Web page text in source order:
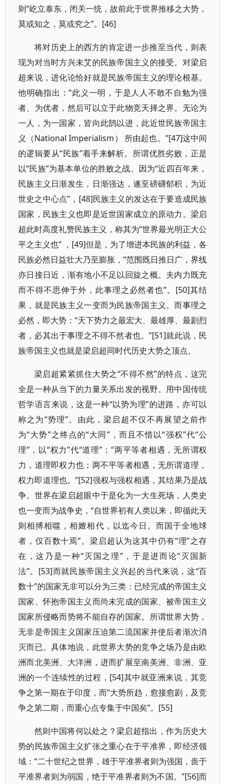
则“屹立泰东，闭关一统，故前此于世界推移之大势，
莫或知之，莫或究之”。[46]
将对历史上的西方的肯定进一步推至当代，则表
现为对当时方兴未艾的民族帝国主义的接受。对梁启
超来说，进化论恰好就是民族帝国主义的理论根基。
他明确指出：“此义一明，于是人人不敢不自勉为强
者、为优者，然后可以立于此物竞天择之界。无论为
一人，为一国家，皆向此鹄以进，此近世民族帝国主
义（National Imperialism） 所由起也。”[47]这中间
的逻辑要从“民族”着手来解析。所谓优胜劣败，正是
以“民族”为基本单位的胜败之战。因为“近四百年来，
民族主义日渐发生，日渐强达，遂至磅礴郁积，为近
世史之中心点”，[48]民族主义的发达在于要造成民族
国家，民族主义也即是近世国家成立的原动力。梁启
超此时高度礼赞民族主义，称其为“世界最光明正大公
平之主义也” ，[49]但是，为了增进本民族的利益，各
民族必然日益壮大乃至膨胀，“范围既日推日广，界线
亦日接日近，渐有地小不足以回旋之概。夫内力既充
而不得不思伸于外，此事理之必然者也”。[50]其结
果，就是民族主义一变而为民族帝国主义。而事理之
必然，即大势：“天下势力之最宏大、最雄厚、最剧烈
者，必其出于事理之不得不然者也。”[51]就此说，民
族帝国主义也就是梁启超同时代历史大势之顶点。
梁启超紧紧抓住大势之“不得不然”的特点，这完
全是一种从当下的力量关系出发的视野。用中国传统
哲学语言来说，这是一种“以势为理”的进路，亦可以
称之为“势理”。由此，梁启超不仅不再展望之前作
为“大势”之终点的“大同”，而且不惜以“强权”代“公
理”，以“权力”代“道理”：“两平等者相遇，无所谓权
力，道理即权力也；两不平等者相遇，无所谓道理，
权力即道理也。”[52]强权与强权相遇，其结果乃是战
争。世界在梁启超眼中于是化为一大生死场，人类史
也一变而为战争史，“自世界初有人类以来，即循此天
则相搏相噬，相嬗相代，以迄今日。而国于全地球
者，仅百数十焉”。梁启超认为这其中仍有“理”之存
在，这乃是一种“灭国之理”，于是进而论“灭国新
法”。[53]而就民族帝国主义兴起的当代来说，这“百
数十”的国家无非可以分为三类：已经完成的帝国主义
国家、怀抱帝国主义而尚未完成的国家、被帝国主义
国家所侵略而势将不能自存的国家。所谓世界大势，
无非是帝国主义国家压迫第二流国家并使后者渐次消
灭而已。具体地说，此世界大势的竞争之场乃是由欧
洲而北美洲、大洋洲，进而扩展至南美洲、非洲、亚
洲的一个连续性的过程，[54]其中就亚洲来说，其竞
争之第一期在于印度，而“大势所趋，愈接愈剧，及竞
争之第二期，而重心点专集于中国矣”。[55]
然则中国将何以处之？梁启超指出，作为历史大
势的民族帝国主义扩张之重心在于平准界，即经济领
域：“二十世纪之世界，雄于平准界者则为强国，啬于
平准界者则为弱国，绝于平准界者则为不国。”[56]而